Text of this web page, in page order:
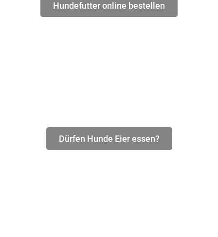
Hundefutter online bestellen
Dürfen Hunde Eier essen?